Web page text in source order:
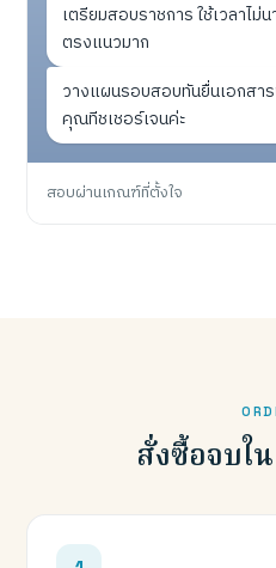
เตรียมสอบราชการ ใช้เวลาไม่
ตรงแนวมาก
วางแผนรอบสอบทันยื่นเอกสา
คุณทีชเชอร์เจนค่ะ
สอบผ่านเกณฑ์ที่ตั้งใจ
สั่งซื้อจบใ